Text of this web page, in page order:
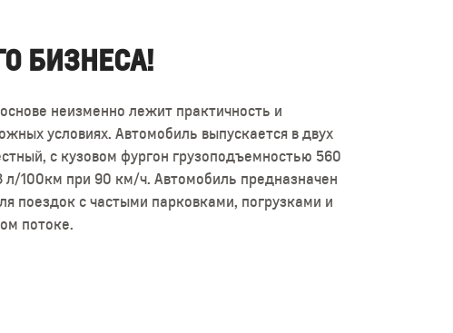
БИЗНЕСА!
неизменно лежит практичность и
условиях. Автомобиль выпускается в двух
с кузовом фургон грузоподъемностью 560
л/100км при 90 км/ч. Автомобиль предназначен
поездок с частыми парковками, погрузками и
потоке.